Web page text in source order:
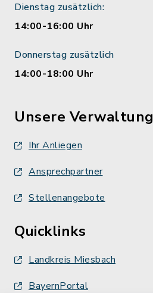
Dienstag zusätzlich:
14:00-16:00 Uhr
Donnerstag zusätzlich
14:00-18:00 Uhr
Unsere Verwaltung
Ihr Anliegen
Ansprechpartner
Stellenangebote
Quicklinks
Landkreis Miesbach
BayernPortal